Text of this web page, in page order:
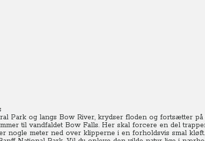
Park og langs Bow River, krydser floden og fortsætter
til vandfaldet Bow Falls. Her skal forcere en del
nogle meter ned over klipperne i en forholdsvis smal